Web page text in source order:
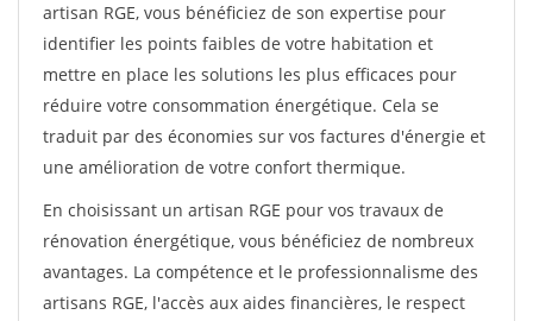
artisan RGE, vous bénéficiez de son expertise pour
identifier les points faibles de votre habitation et
mettre en place les solutions les plus efficaces pour
réduire votre consommation énergétique. Cela se
traduit par des économies sur vos factures d'énergie et
une amélioration de votre confort thermique.
En choisissant un artisan RGE pour vos travaux de
rénovation énergétique, vous bénéficiez de nombreux
avantages. La compétence et le professionnalisme des
artisans RGE, l'accès aux aides financières, le respect